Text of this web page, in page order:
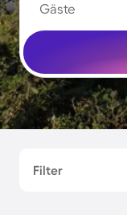
Gäste
Filter